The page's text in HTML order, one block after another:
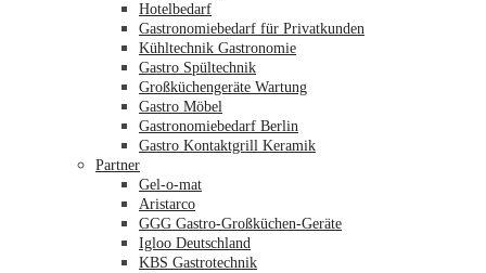
Hotelbedarf
Gastronomiebedarf für Privatkunden
Kühltechnik Gastronomie
Gastro Spültechnik
Großküchengeräte Wartung
Gastro Möbel
Gastronomiebedarf Berlin
Gastro Kontaktgrill Keramik
Partner
Gel-o-mat
Aristarco
GGG Gastro-Großküchen-Geräte
Igloo Deutschland
KBS Gastrotechnik